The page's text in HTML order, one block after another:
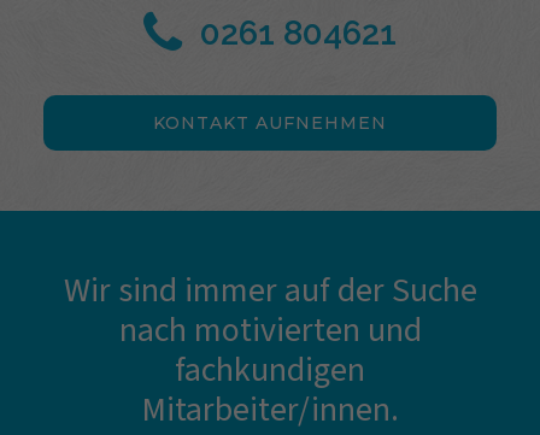
0261 804621
KONTAKT AUFNEHMEN
Wir sind immer auf der Suche
nach motivierten und
fachkundigen
Mitarbeiter/innen.